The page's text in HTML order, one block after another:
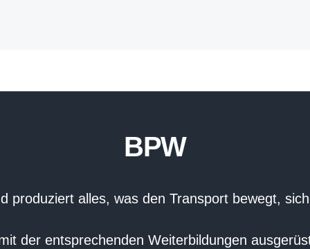
BPW
produziert alles, was den Transport bewegt,
der entsprechenden Weiterbildungen